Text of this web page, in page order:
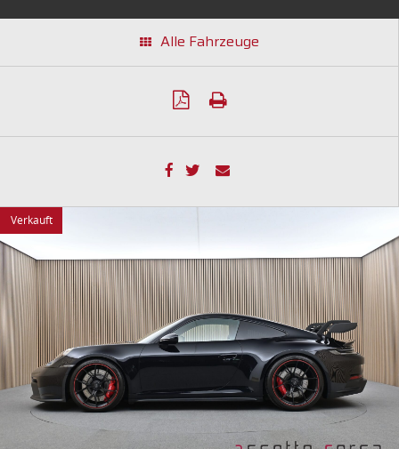
Alle Fahrzeuge
Verkauft